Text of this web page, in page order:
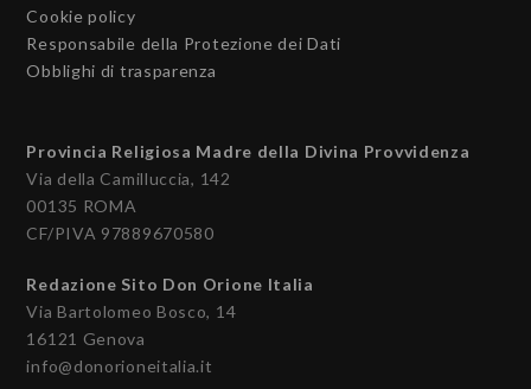
Cookie policy
Responsabile della Protezione dei Dati
Obblighi di trasparenza
Provincia Religiosa Madre della Divina Provvidenza
Via della Camilluccia, 142
00135 ROMA
CF/PIVA 97889670580
Redazione Sito Don Orione Italia
Via Bartolomeo Bosco, 14
16121 Genova
info@donorioneitalia.it